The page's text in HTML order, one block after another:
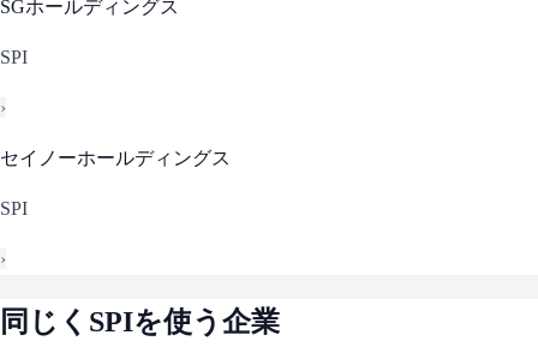
SGホールディングス
SPI
›
セイノーホールディングス
SPI
›
同じく SPIを使う企業